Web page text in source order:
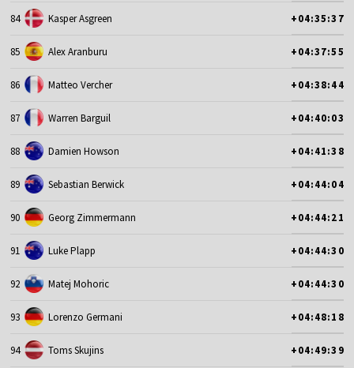
84 Kasper Asgreen +04:35:37
85 Alex Aranburu +04:37:55
86 Matteo Vercher +04:38:44
87 Warren Barguil +04:40:03
88 Damien Howson +04:41:38
89 Sebastian Berwick +04:44:04
90 Georg Zimmermann +04:44:21
91 Luke Plapp +04:44:30
92 Matej Mohoric +04:44:30
93 Lorenzo Germani +04:48:18
94 Toms Skujins +04:49:39